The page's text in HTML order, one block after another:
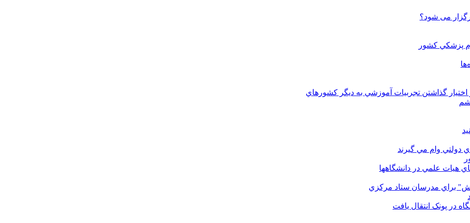
می شود؟
گذاشتن تجربيات آموزشي به ديگر کشورهاي
دولتي وام مي گيرند
هيات علمي در دانشگاهها
براي مدرسان ستاد مرکزي
در پونک انتقال يافت